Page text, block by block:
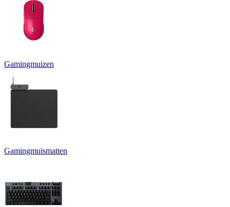
Gamingmuizen
Gamingmuismatten